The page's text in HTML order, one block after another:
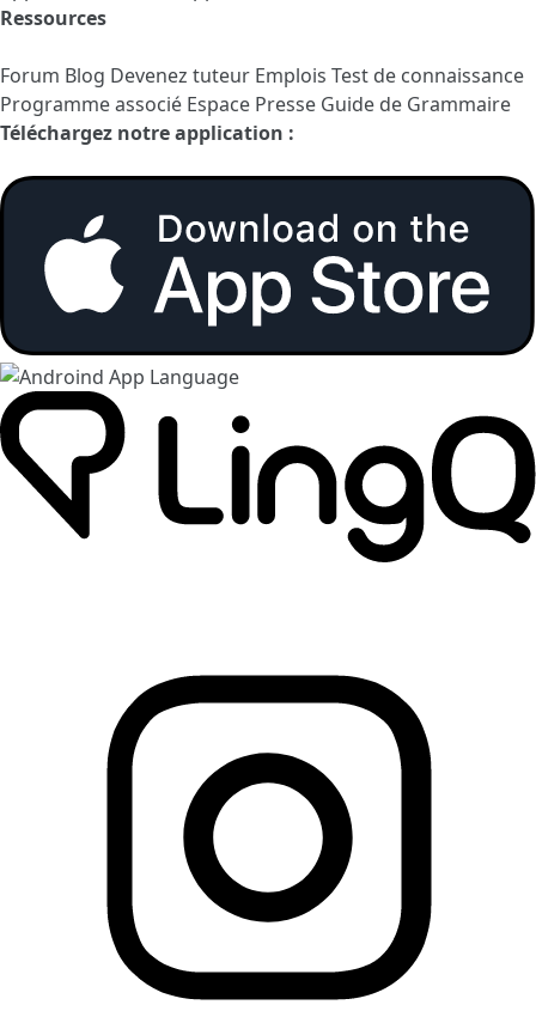
Ressources
Forum Blog Devenez tuteur Emplois Test de connaissance
Programme associé Espace Presse Guide de Grammaire
Téléchargez notre application :